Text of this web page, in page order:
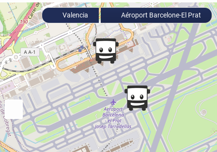
Valencia Aéroport Barcelone-El Prat